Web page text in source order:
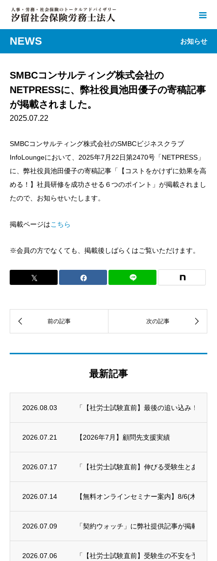
NEWS お知らせ
SMBCコンサルティング株式会社の
NETPRESSに、弊社役員池田優子の寄稿記事
が掲載されました。
2025.07.22
SMBCコンサルティング株式会社のSMBCビジネスクラブ
InfoLoungeにおいて、2025年7月22日第2470号「NETPRESS」
に、弊社役員池田優子の寄稿記事「【コストをかけずに効果を高
める！】社員研修を成功させる６つのポイント」が掲載されまし
たので、お知らせいたします。
掲載ページはこちら
※会員の方でなくても、掲載後しばらくはご覧いただけます。
最新記事
2026.08.03 「【社労士試験直前】最後の追い込み！科
2026.07.21 【2026年7月】顧問先支援実績
2026.07.17 「【社労士試験直前】伸びる受験生とあと
2026.07.14 【無料オンラインセミナー案内】8/6(木)年
2026.07.09 「契約ウォッチ」に弊社提供記事が掲載され
2026.07.06 「【社労士試験直前】受験生の不安を予備